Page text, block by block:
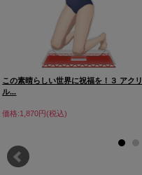
この素晴らしい世界に祝福を！３ アクリ
ル...
価格:1,870円(税込)